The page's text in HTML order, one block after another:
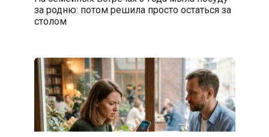
за родню: потом решила просто остаться за
столом